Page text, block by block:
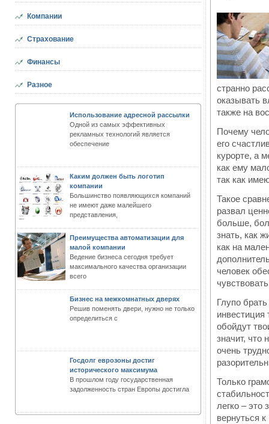
Компании
Страхование
Финансы
Разное
Использование адресной рассылки
Одной из самых эффективных
рекламных технологий является
обеспечение
Каким должен быть логотип
компании
Большинство появляющихся компаний
не имеют даже малейшего
представления,
Преимущества автоматизации для
малой компании
Ведение бизнеса сегодня требует
максимального качества организации
всего
Бизнес на межкомнатных дверях
Решив поменять двери, нужно не только
определиться с
Госдолг еврозоны достиг
исторического максимума
В прошлом году государственная
задолженность стран Европы достигла
странно
оказывать
также на
Почему
его
курорте, а
как ему
так как
Такое
развал
больше,
знать, как
как на
человек
Глупо
инвестиция
обойдут
значит, что
очень
Только
легко – это
вернуться